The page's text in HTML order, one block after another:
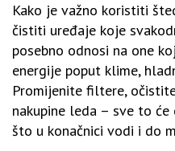
Kako je važno koristiti
čistiti uređaje koje
posebno odnosi na one
energije poput klime,
Promijenite filtere,
nakupine leda – sve to
što u konačnici vodi i do